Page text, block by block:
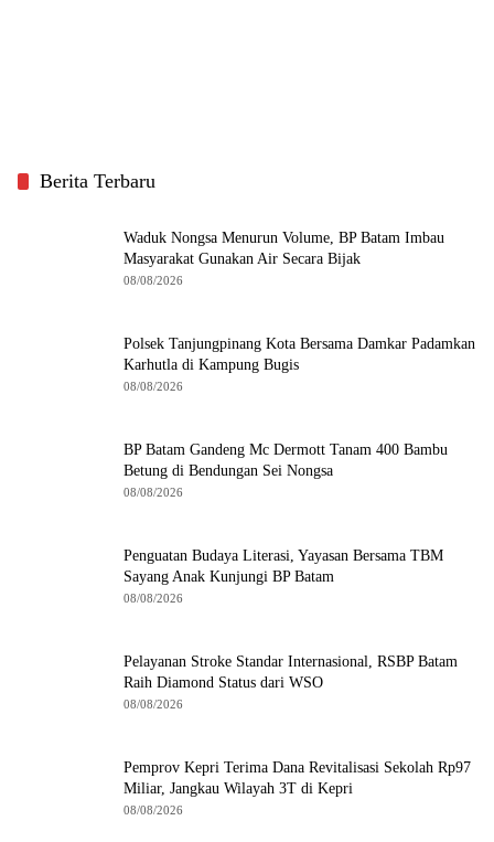
Berita Terbaru
Waduk Nongsa Menurun Volume, BP Batam Imbau
Masyarakat Gunakan Air Secara Bijak
08/08/2026
Polsek Tanjungpinang Kota Bersama Damkar Padamkan
Karhutla di Kampung Bugis
08/08/2026
BP Batam Gandeng Mc Dermott Tanam 400 Bambu
Betung di Bendungan Sei Nongsa
08/08/2026
Penguatan Budaya Literasi, Yayasan Bersama TBM
Sayang Anak Kunjungi BP Batam
08/08/2026
Pelayanan Stroke Standar Internasional, RSBP Batam
Raih Diamond Status dari WSO
08/08/2026
Pemprov Kepri Terima Dana Revitalisasi Sekolah Rp97
Miliar, Jangkau Wilayah 3T di Kepri
08/08/2026